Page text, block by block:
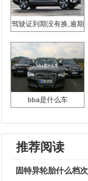
驾驶证到期没有换,逾期
bba是什么车
推荐阅读
固特异轮胎什么档次